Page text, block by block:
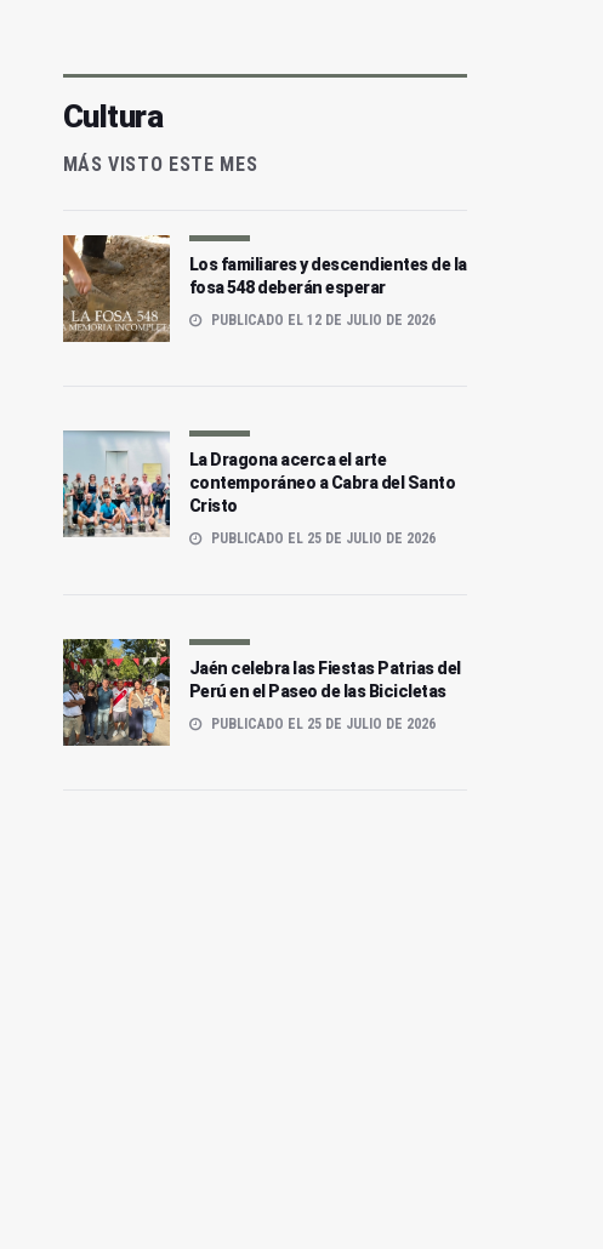
Cultura
MÁS VISTO ESTE MES
Los familiares y descendientes de la
fosa 548 deberán esperar
PUBLICADO EL 12 DE JULIO DE 2026
La Dragona acerca el arte
contemporáneo a Cabra del Santo
Cristo
PUBLICADO EL 25 DE JULIO DE 2026
Jaén celebra las Fiestas Patrias del
Perú en el Paseo de las Bicicletas
PUBLICADO EL 25 DE JULIO DE 2026